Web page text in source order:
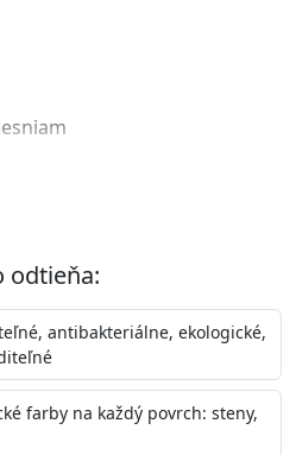
farba s iónmi
zloženiu
baktérií na povrchu náteru.
priestor s
čistotu ako sú
detské izby, školy,
odtieňa:
antibakteriálne, ekologické,
farby na každý povrch: steny,